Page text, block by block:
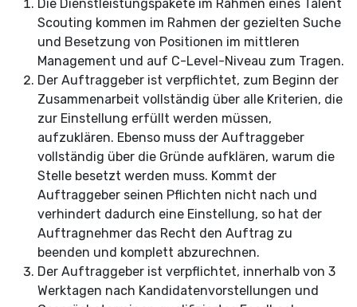
Die Dienstleistungspakete im Rahmen eines Talent
Scouting kommen im Rahmen der gezielten Suche
und Besetzung von Positionen im mittleren
Management und auf C-Level-Niveau zum Tragen.
Der Auftraggeber ist verpflichtet, zum Beginn der
Zusammenarbeit vollständig über alle Kriterien, die
zur Einstellung erfüllt werden müssen,
aufzuklären. Ebenso muss der Auftraggeber
vollständig über die Gründe aufklären, warum die
Stelle besetzt werden muss. Kommt der
Auftraggeber seinen Pflichten nicht nach und
verhindert dadurch eine Einstellung, so hat der
Auftragnehmer das Recht den Auftrag zu
beenden und komplett abzurechnen.
Der Auftraggeber ist verpflichtet, innerhalb von 3
Werktagen nach Kandidatenvorstellungen und